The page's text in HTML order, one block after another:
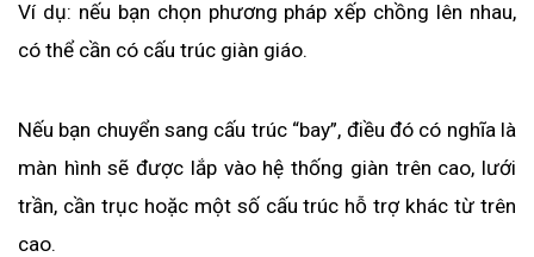
Ví dụ: nếu bạn chọn phương pháp xếp chồng lên nhau,
có thể cần có cấu trúc giàn giáo.
Nếu bạn chuyển sang cấu trúc “bay”, điều đó có nghĩa là
màn hình sẽ được lắp vào hệ thống giàn trên cao, lưới
trần, cần trục hoặc một số cấu trúc hỗ trợ khác từ trên
cao.